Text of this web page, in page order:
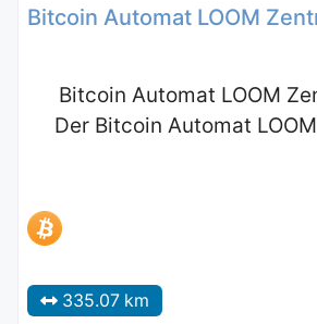
Bitcoin Automat LOOM
Bitcoin Automat LOOM
Der Bitcoin Automat
335.07 km